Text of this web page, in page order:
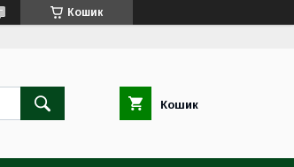
Кошик
Кошик